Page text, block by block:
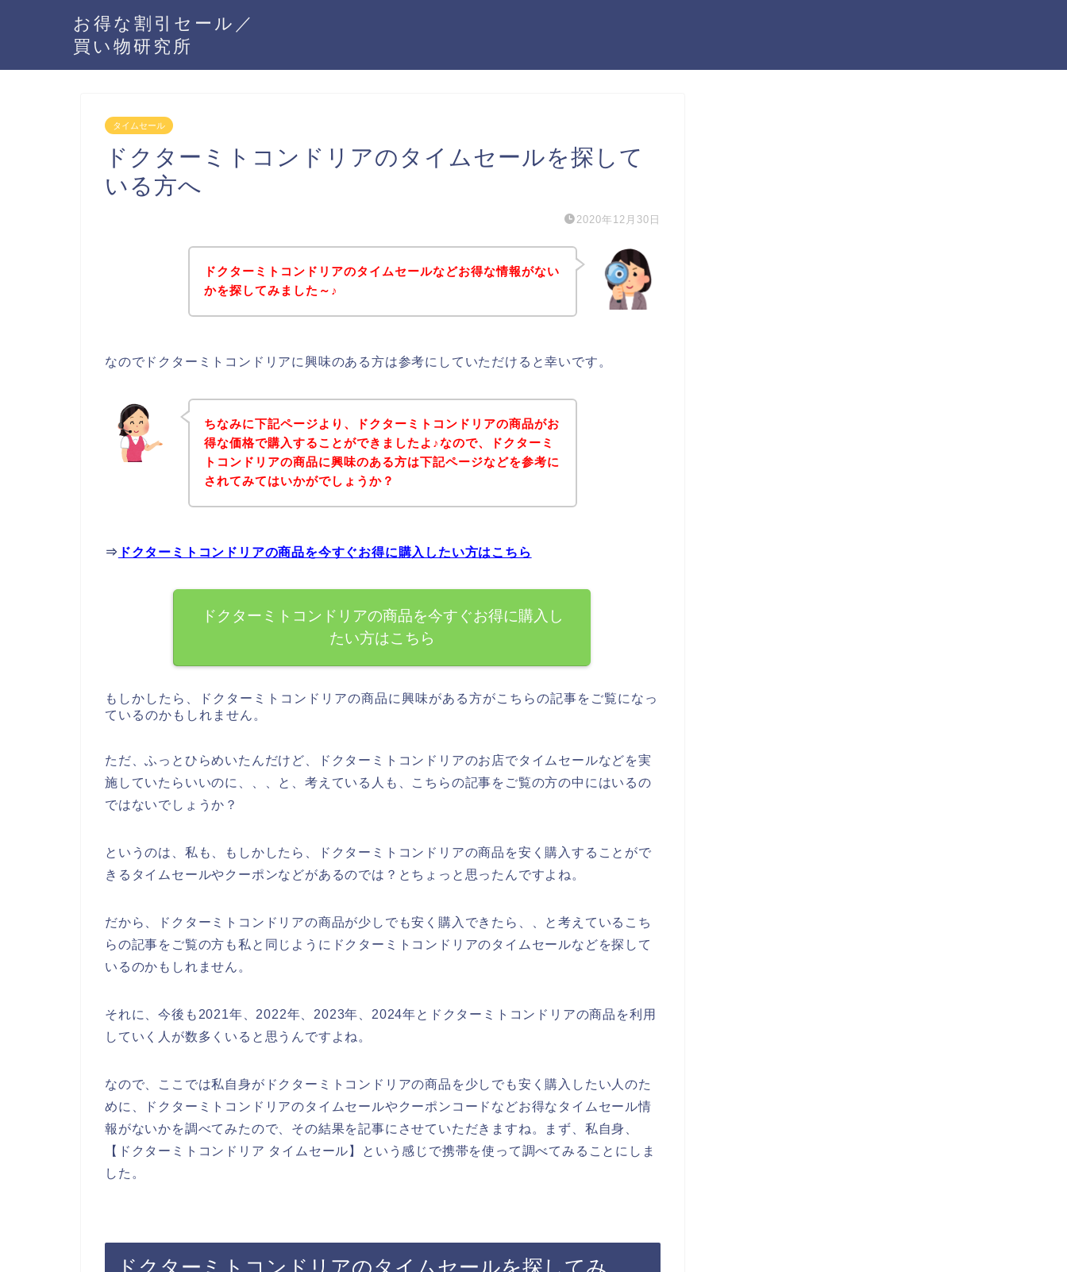
お得な割引セール／
買い物研究所
タイムセール
ドクターミトコンドリアのタイムセールを探して
いる方へ
2020年12月30日
ドクターミトコンドリアのタイムセールなどお得な情報がない
かを探してみました～♪
なのでドクターミトコンドリアに興味のある方は参考にしていただけると幸いです。
ちなみに下記ページより、ドクターミトコンドリアの商品がお
得な価格で購入することができましたよ♪なので、ドクターミ
トコンドリアの商品に興味のある方は下記ページなどを参考に
されてみてはいかがでしょうか？
⇒ ドクターミトコンドリアの商品を今すぐお得に購入したい方はこちら
ドクターミトコンドリアの商品を今すぐお得に購入し
たい方はこちら
もしかしたら、ドクターミトコンドリアの商品に興味がある方がこちらの記事をご覧になっ
ているのかもしれません。
ただ、ふっとひらめいたんだけど、ドクターミトコンドリアのお店でタイムセールなどを実
施していたらいいのに、、、と、考えている人も、こちらの記事をご覧の方の中にはいるの
ではないでしょうか？
というのは、私も、もしかしたら、ドクターミトコンドリアの商品を安く購入することがで
きるタイムセールやクーポンなどがあるのでは？とちょっと思ったんですよね。
だから、ドクターミトコンドリアの商品が少しでも安く購入できたら、、と考えているこち
らの記事をご覧の方も私と同じようにドクターミトコンドリアのタイムセールなどを探して
いるのかもしれません。
それに、今後も2021年、2022年、2023年、2024年とドクターミトコンドリアの商品を利用
していく人が数多くいると思うんですよね。
なので、ここでは私自身がドクターミトコンドリアの商品を少しでも安く購入したい人のた
めに、ドクターミトコンドリアのタイムセールやクーポンコードなどお得なタイムセール情
報がないかを調べてみたので、その結果を記事にさせていただきますね。まず、私自身、
【ドクターミトコンドリア タイムセール】という感じで携帯を使って調べてみることにしま
した。